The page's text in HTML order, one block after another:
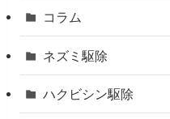
コラム
ネズミ駆除
ハクビシン駆除